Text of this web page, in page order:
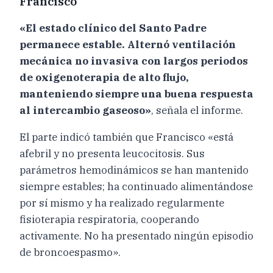
«El estado clínico del Santo Padre
permanece estable. Alternó ventilación
mecánica no invasiva con largos periodos
de oxigenoterapia de alto flujo,
manteniendo siempre una buena respuesta
al intercambio gaseoso», señala el informe.
El parte indicó también que Francisco «está
afebril y no presenta leucocitosis. Sus
parámetros hemodinámicos se han mantenido
siempre estables; ha continuado alimentándose
por sí mismo y ha realizado regularmente
fisioterapia respiratoria, cooperando
activamente. No ha presentado ningún episodio
de broncoespasmo».